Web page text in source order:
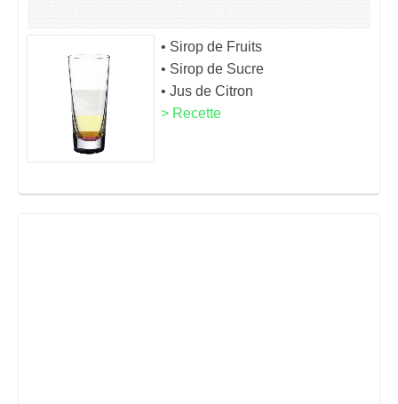
• Sirop de Fruits
• Sirop de Sucre
• Jus de Citron
> Recette